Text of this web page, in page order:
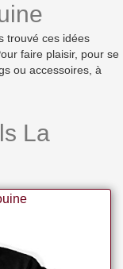
trouvé ces idées
faire plaisir, pour se
ou accessoires, à
La